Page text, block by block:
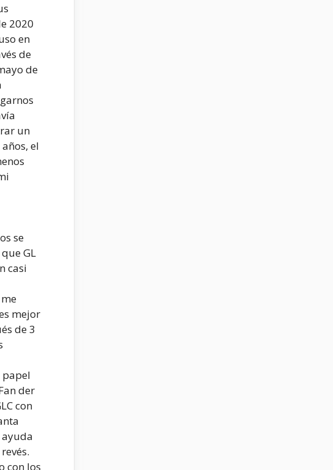
2020
en
de
de
un
el
se
GL
casi
mejor
de 3
papel
der
con
con los